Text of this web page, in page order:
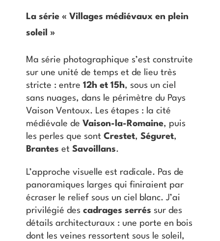
La série « Villages médiévaux en plein
soleil »
Ma série photographique s’est construite
sur une unité de temps et de lieu très
stricte : entre 12h et 15h, sous un ciel
sans nuages, dans le périmètre du Pays
Vaison Ventoux. Les étapes : la cité
médiévale de Vaison-la-Romaine, puis
les perles que sont Crestet, Séguret,
Brantes et Savoillans.
L’approche visuelle est radicale. Pas de
panoramiques larges qui finiraient par
écraser le relief sous un ciel blanc. J’ai
privilégié des cadrages serrés sur des
détails architecturaux : une porte en bois
dont les veines ressortent sous le soleil,